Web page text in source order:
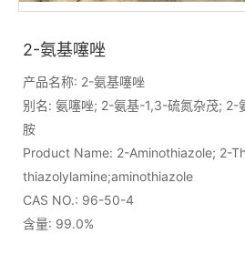
2-氨基噻唑
产品名称: 2-氨基噻唑
别名: 氨噻唑; 2-氨基-1,3-硫氮杂茂; 2-
胺
Product Name: 2-Aminothiazole; 2-
thiazolylamine;aminothiazole
CAS NO.: 96-50-4
含量: 99.0%